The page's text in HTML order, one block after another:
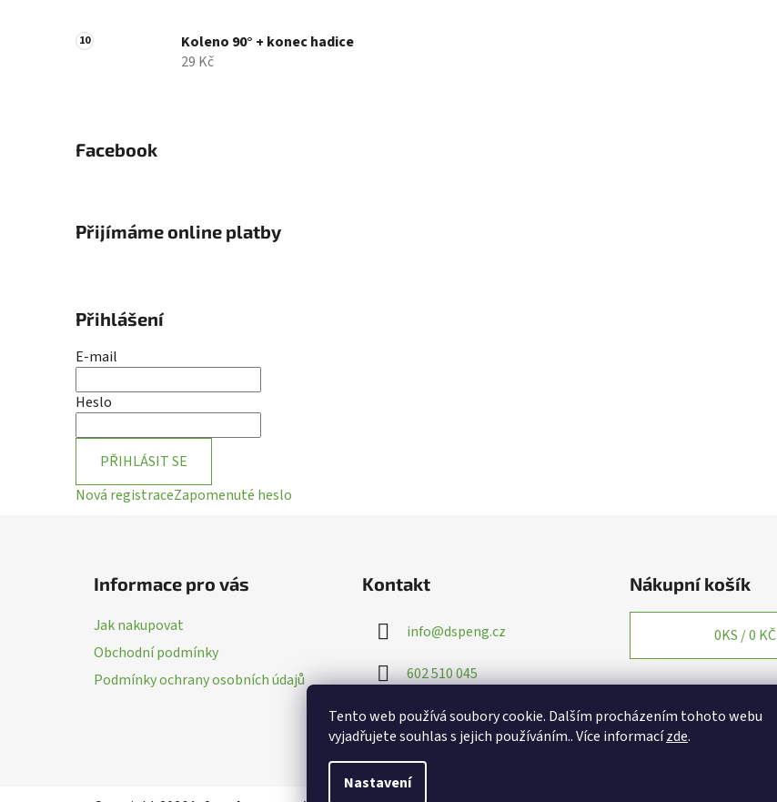
Tento web používá soubory cookie. Dalším procházením tohoto webu
vyjadřujete souhlas s jejich používáním.. Více informacízde.
Nastavení
Koleno 90° + konec hadice
29 Kč
Facebook
Přijímáme online platby
Přihlášení
E-mail
Heslo
PŘIHLÁSIT SE
Nová registraceZapomenuté heslo
Informace pro vás
Jak nakupovat
Obchodní podmínky
Podmínky ochrany osobních údajů
Kontakt
info@dspeng.cz
602 510 045
Nákupní košík
0KS /0 KČ